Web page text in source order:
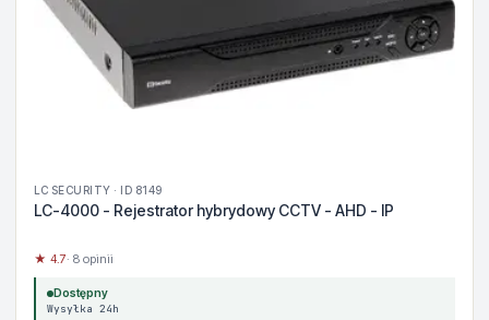
LC SECURITY · ID 8149
LC-4000 - Rejestrator hybrydowy CCTV - AHD - IP
★ 4.7· 8 opinii
Dostępny
Wysyłka 24h